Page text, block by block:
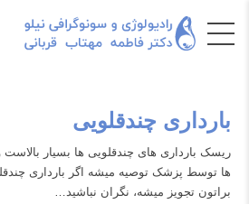
بارداری چندقلویی
ریسک بارداری های چندقلویی ها بسیار
ها توسط پزشک توصیه میشه اگر بارداری
براتون تجویز میشه، نگران نباشید…